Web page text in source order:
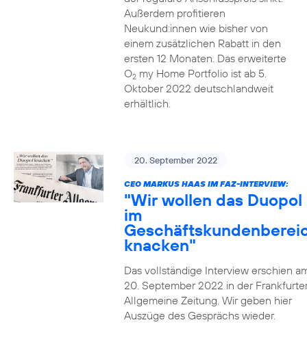
Außerdem profitieren
Neukund:innen wie bisher von
einem zusätzlichen Rabatt in den
ersten 12 Monaten. Das erweiterte
O2my Home Portfolio ist ab 5.
Oktober 2022 deutschlandweit
erhältlich.
20. September 2022
CEO MARKUS HAAS IM FAZ-INTERVIEW:
"Wir wollen das Duopol
im
knacken"
Das vollständige Interview erschien
20. September 2022 in der
Allgemeine Zeitung. Wir geben hier
Auszüge des Gesprächs wieder.